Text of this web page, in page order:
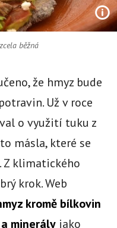
běžná
že hmyz bude
Už v roce
o využití tuku z
másla, které se
Z klimatického
krok. Web
kromě bílkovin
minerályjako